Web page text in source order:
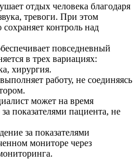
отдых человека благодаря
тревоги. При этом
контроль над
повседневный
в трех вариациях:
хирургия.
работу, не соединяясь
может на время
показателями пациента, не
за показателями
мониторе через